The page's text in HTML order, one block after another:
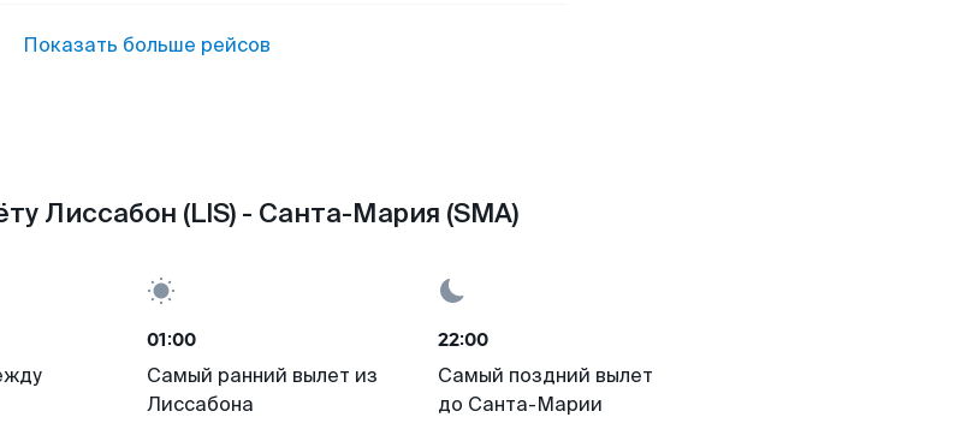
Показать больше рейсов
Лиссабон (LIS) - Санта-Мария (SMA)
01:00
Самый ранний вылет из
Лиссабона
22:00
Самый поздний вылет
до Санта-Марии